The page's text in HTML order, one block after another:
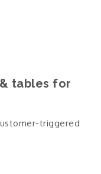
tables for
triggered